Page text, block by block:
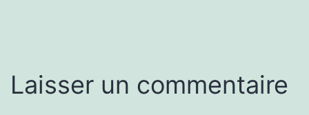
Laisser un commentaire